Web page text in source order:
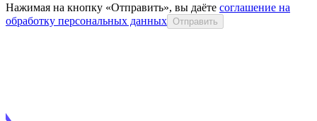
Нажимая на кнопку «Отправить», вы даёте соглашение на
обработку персональных данных Отправить